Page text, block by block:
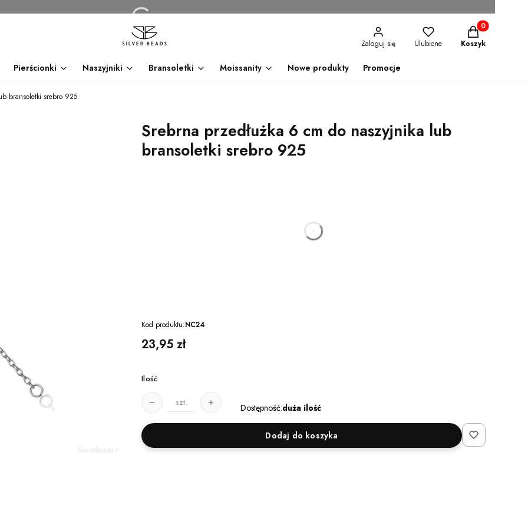
Zaloguj się Ulubione
Produkty w
Koszyk
Pierścionki Naszyjniki Bransoletki Moissanity Nowe produkty Promocje
bransoletki srebro 925
Srebrna przedłużka 6 cm do naszyjnika lub
bransoletki srebro 925
Kod produktu:NC24
Cena
23,95 zł
Ilość
szt. Dostępność:duża ilość
Dodaj do koszyka